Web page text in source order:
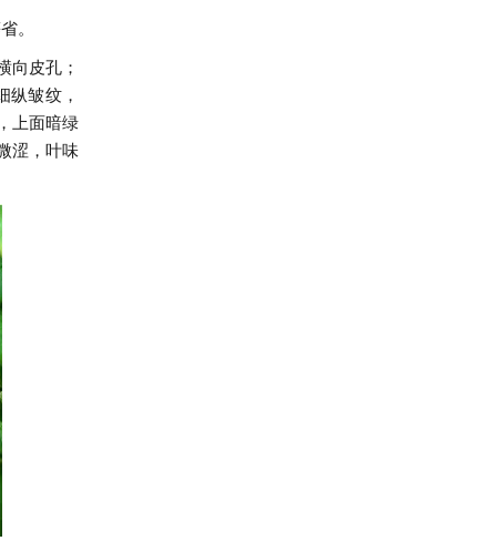
。
向皮孔；
纵皱纹，
上面暗绿
涩，叶味